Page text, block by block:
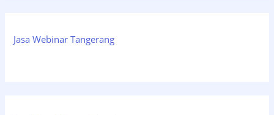
Jasa Webinar Tangerang